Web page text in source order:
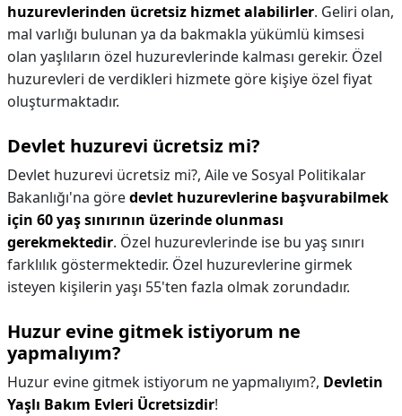
huzurevlerinden ücretsiz hizmet alabilirler. Geliri olan,
mal varlığı bulunan ya da bakmakla yükümlü kimsesi
olan yaşlıların özel huzurevlerinde kalması gerekir. Özel
huzurevleri de verdikleri hizmete göre kişiye özel fiyat
oluşturmaktadır.
Devlet huzurevi ücretsiz mi?
Devlet huzurevi ücretsiz mi?, Aile ve Sosyal Politikalar
Bakanlığı'na göredevlet huzurevlerine başvurabilmek
için 60 yaş sınırının üzerinde olunması
gerekmektedir. Özel huzurevlerinde ise bu yaş sınırı
farklılık göstermektedir. Özel huzurevlerine girmek
isteyen kişilerin yaşı 55'ten fazla olmak zorundadır.
Huzur evine gitmek istiyorum ne
yapmalıyım?
Huzur evine gitmek istiyorum ne yapmalıyım?, Devletin
Yaşlı Bakım Evleri Ücretsizdir!